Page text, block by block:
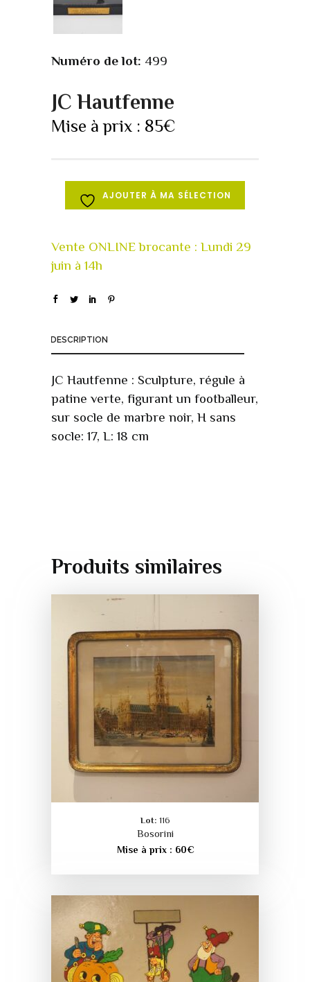
Numéro de lot: 499
JC Hautfenne
Mise à prix : 85€
AJOUTER À MA SÉLECTION
DESCRIPTION
JC Hautfenne : Sculpture, régule à
patine verte, figurant un footballeur,
sur socle de marbre noir, H sans
socle: 17, L: 18 cm
Produits similaires
Lot: 116
Bosorini
Mise à prix : 60€